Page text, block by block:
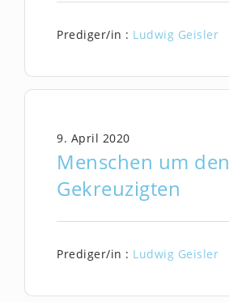
Prediger/in : Ludwig Geisler
Menschen um den
Gekreuzigten
9. April 2020
Prediger/in : Ludwig Geisler